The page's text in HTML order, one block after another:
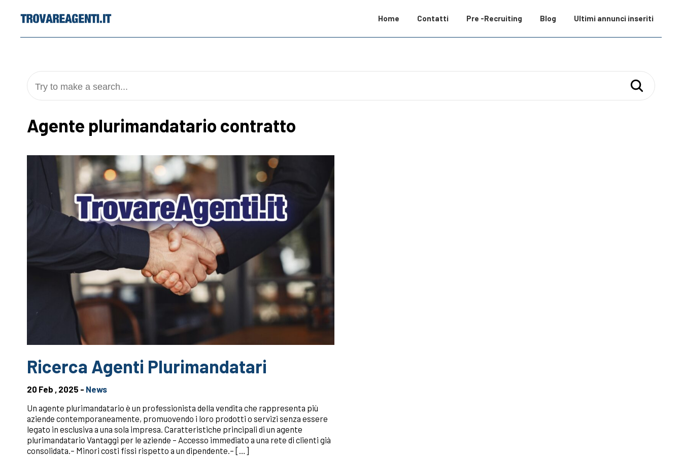
content
Home Contatti Pre -Recruiting Blog Ultimi annunci inseriti
Try to make a search...
Agente plurimandatario contratto
Ricerca Agenti Plurimandatari
20 Feb , 2025 - News
Un agente plurimandatario è un professionista della vendita che rappresenta più
aziende contemporaneamente, promuovendo i loro prodotti o servizi senza essere
legato in esclusiva a una sola impresa. Caratteristiche principali di un agente
plurimandatario Vantaggi per le aziende – Accesso immediato a una rete di clienti già
consolidata.– Minori costi fissi rispetto a un dipendente.– […]